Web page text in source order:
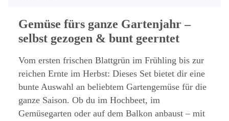
Gemüse fürs ganze Gartenjahr –
selbst gezogen & bunt geerntet
Vom ersten frischen Blattgrün im Frühling bis zur
reichen Ernte im Herbst: Dieses Set bietet dir eine
bunte Auswahl an beliebtem Gartengemüse für die
ganze Saison. Ob du im Hochbeet, im
Gemüsegarten oder auf dem Balkon anbaust – mit